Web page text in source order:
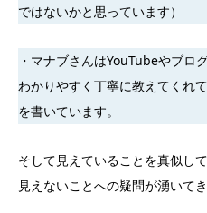
ではないかと思っています）
・マナブさんはYouTubeやブロ
わかりやすく丁寧に教えてくれ
を書いています。
そして見えていることを真似して
見えないことへの疑問が湧いてき